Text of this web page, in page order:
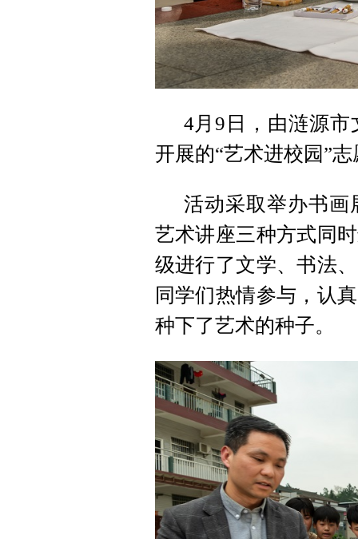
4月9日，由涟源
开展的“艺术进校园”
活动采取举办书画
艺术讲座三种方式同
级进行了文学、书法
同学们热情参与，认
种下了艺术的种子。